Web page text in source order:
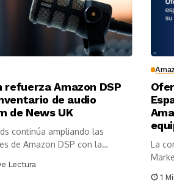
refuerza Amazon DSP
de audio
de News UK
continúa ampliando las
de Amazon DSP con la
Lectura
La
1